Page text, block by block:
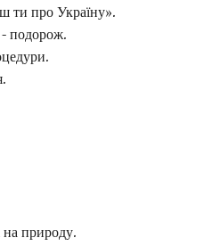
ти про Україну».
- подорож.
на природу.